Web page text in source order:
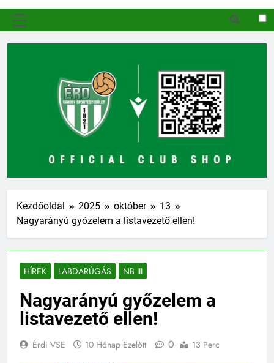
Kezdőoldal 2025 október
13
Nagyarányú győzelem a listavezető ellen!
HÍREK LABDARÚGÁS NB III
Nagyarányú győzelem a
listavezető ellen!
Érdi VSE 10 Hónap Ezelőtt 0 13 Perc